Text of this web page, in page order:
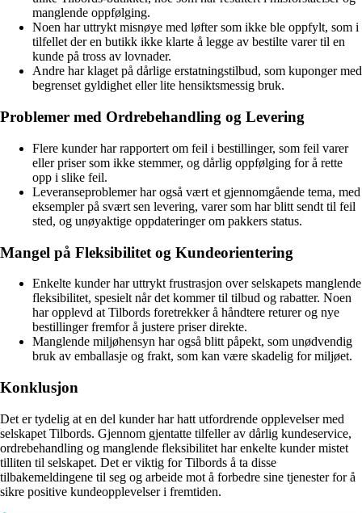
manglende oppfølging.
Noen har uttrykt misnøye med løfter som ikke ble oppfylt, som i
tilfellet der en butikk ikke klarte å legge av bestilte varer til en
kunde på tross av lovnader.
Andre har klaget på dårlige erstatningstilbud, som kuponger med
begrenset gyldighet eller lite hensiktsmessig bruk.
Problemer med Ordrebehandling og Levering
Flere kunder har rapportert om feil i bestillinger, som feil varer
eller priser som ikke stemmer, og dårlig oppfølging for å rette
opp i slike feil.
Leveranseproblemer har også vært et gjennomgående tema, med
eksempler på svært sen levering, varer som har blitt sendt til feil
sted, og unøyaktige oppdateringer om pakkers status.
Mangel på Fleksibilitet og Kundeorientering
Enkelte kunder har uttrykt frustrasjon over selskapets manglende
fleksibilitet, spesielt når det kommer til tilbud og rabatter. Noen
har opplevd at Tilbords foretrekker å håndtere returer og nye
bestillinger fremfor å justere priser direkte.
Manglende miljøhensyn har også blitt påpekt, som unødvendig
bruk av emballasje og frakt, som kan være skadelig for miljøet.
Konklusjon
Det er tydelig at en del kunder har hatt utfordrende opplevelser med
selskapet Tilbords. Gjennom gjentatte tilfeller av dårlig kundeservice,
ordrebehandling og manglende fleksibilitet har enkelte kunder mistet
tilliten til selskapet. Det er viktig for Tilbords å ta disse
tilbakemeldingene til seg og arbeide mot å forbedre sine tjenester for å
sikre positive kundeopplevelser i fremtiden.